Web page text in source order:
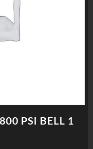
PSI BELL 1